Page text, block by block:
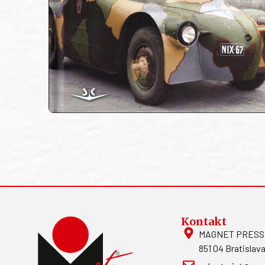
Kontakt
MAGNET
851 04